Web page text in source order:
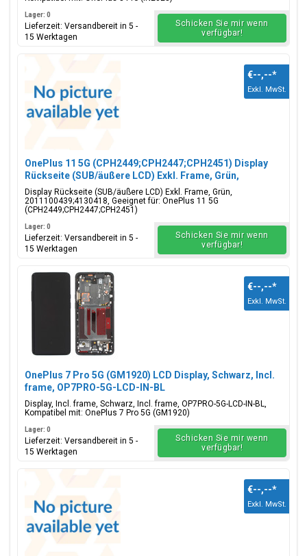
Lager: 0
Lieferzeit: Versandbereit in 5 -
15 Werktagen
Schicken Sie mir wenn
verfügbar!
OnePlus 11 5G (CPH2449;CPH2447;CPH2451) Display
Rückseite (SUB/äußere LCD) Exkl. Frame, Grün,
2011100439;4130418
Display Rückseite (SUB/äußere LCD) Exkl. Frame, Grün,
2011100439;4130418, Geeignet für: OnePlus 11 5G
(CPH2449;CPH2447;CPH2451)
€--,--*
Exkl. MwSt.
Lager: 0
Lieferzeit: Versandbereit in 5 -
15 Werktagen
Schicken Sie mir wenn
verfügbar!
OnePlus 7 Pro 5G (GM1920) LCD Display, Schwarz, Incl.
frame, OP7PRO-5G-LCD-IN-BL
Display, Incl. frame, Schwarz, Incl. frame, OP7PRO-5G-LCD-IN-BL,
Kompatibel mit: OnePlus 7 Pro 5G (GM1920)
€--,--*
Exkl. MwSt.
Lager: 0
Lieferzeit: Versandbereit in 5 -
15 Werktagen
Schicken Sie mir wenn
verfügbar!
€--,--*
Exkl. MwSt.